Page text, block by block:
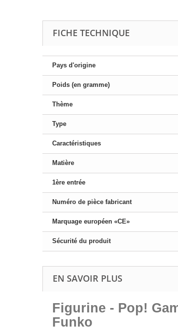
FICHE TECHNIQUE
Pays d'origine
Poids (en gramme)
Thème
Type
Caractéristiques
Matière
1ère entrée
Numéro de pièce fabricant
Marquage européen «CE»
Sécurité du produit
EN SAVOIR PLUS
Figurine - Pop!
Funko